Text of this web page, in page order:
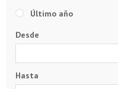
Último año
Desde
Hasta